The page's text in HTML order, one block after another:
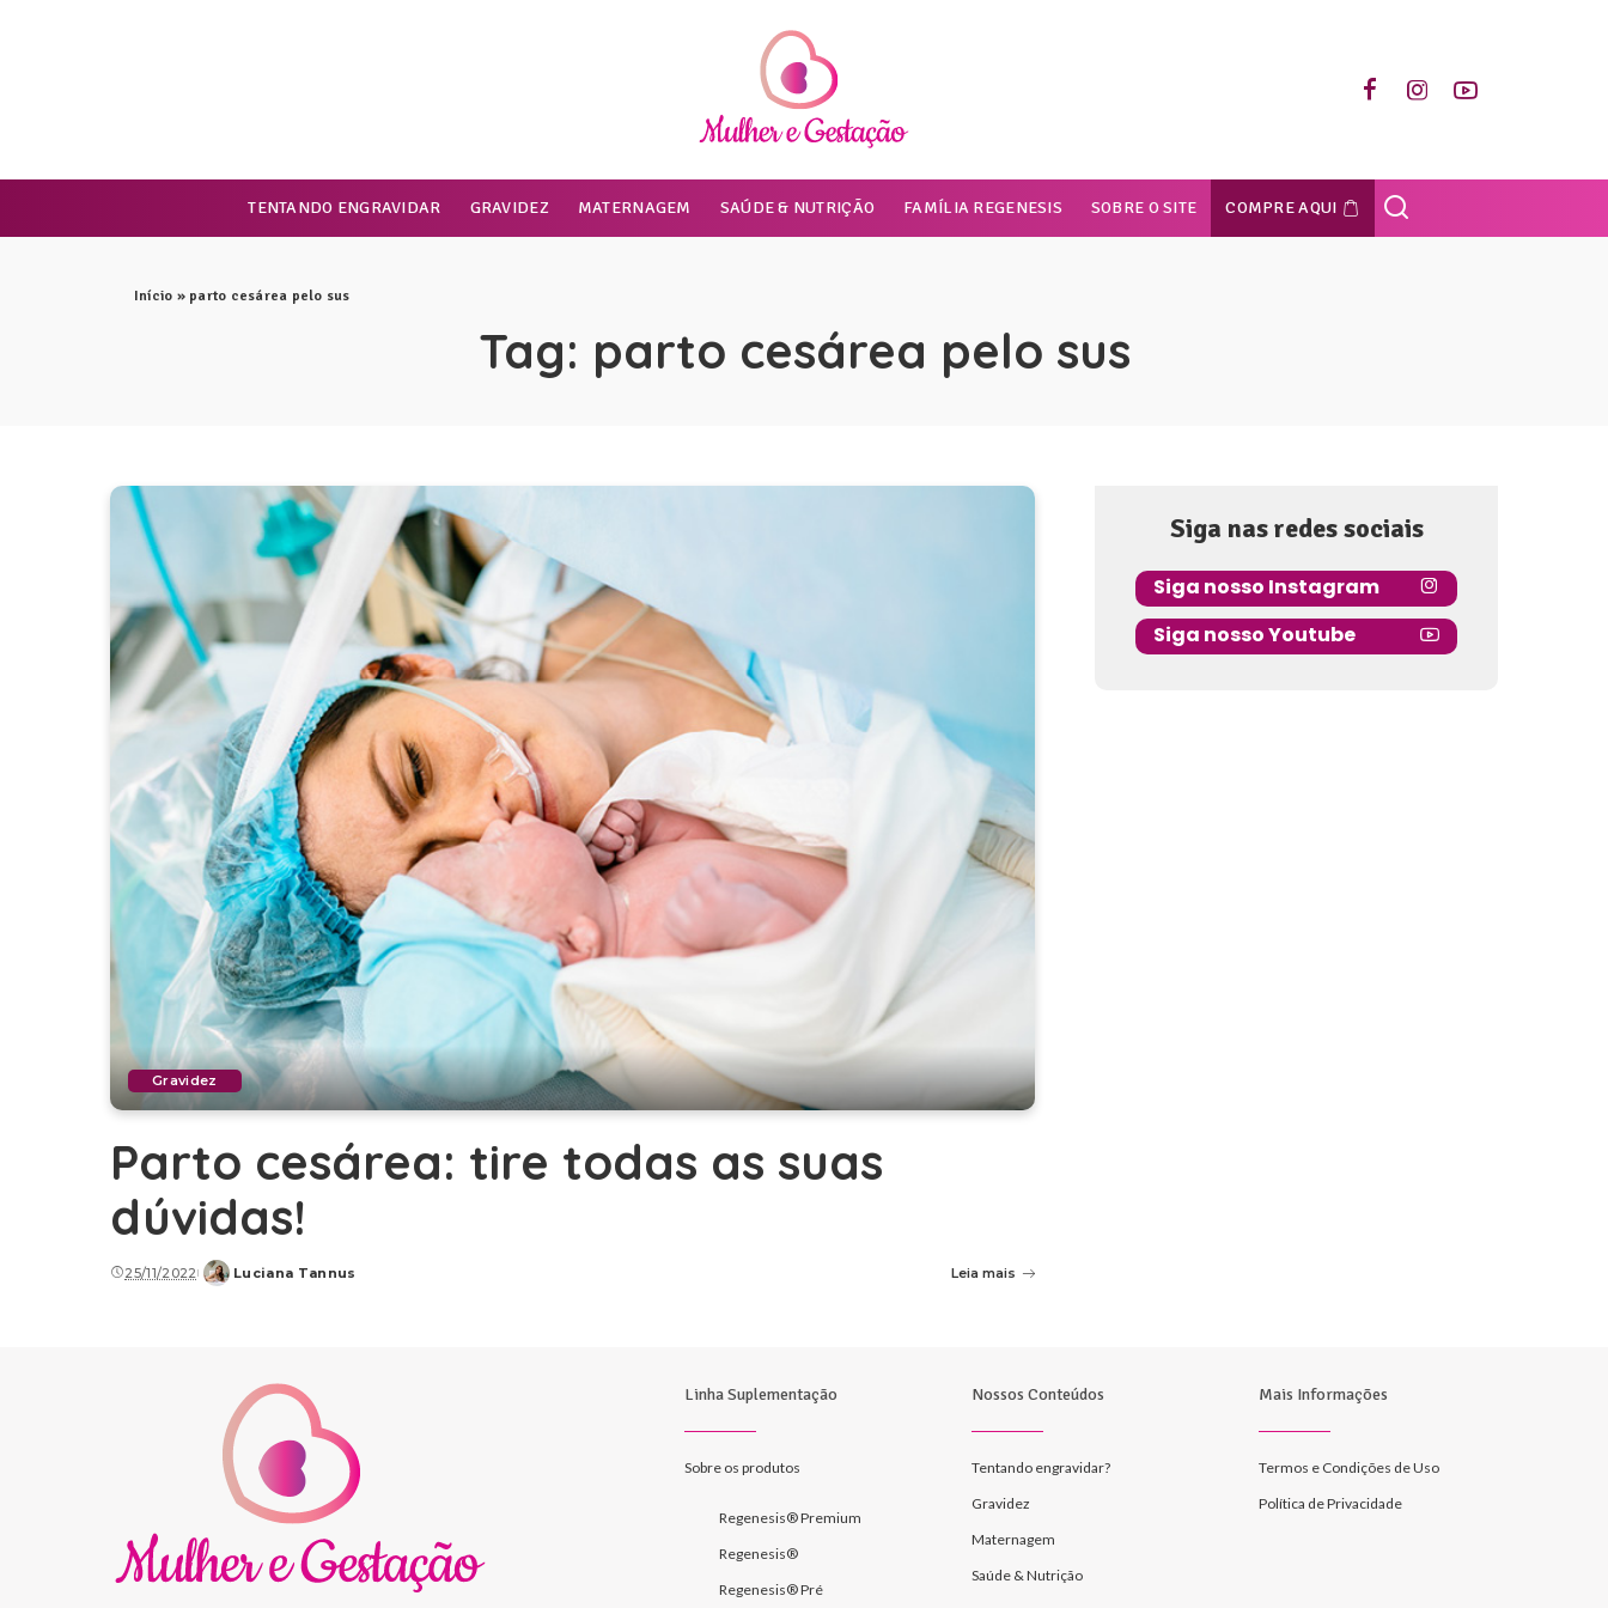
TENTANDO ENGRAVIDAR GRAVIDEZ MATERNAGEM SAÚDE & NUTRIÇÃO FAMÍLIA REGENESIS SOBRE O SITE COMPRE AQUI
Início » parto cesárea pelo sus
Tag: parto cesárea pelo sus
Gravidez
Parto cesárea: tire todas as suas
dúvidas!
25/11/2022
Posted
Luciana Tannus Leia mais
Siga nas redes sociais
Siga nosso Instagram
Siga nosso Youtube
Linha Suplementação
Sobre os produtos
Regenesis® Premium
Regenesis®
Regenesis® Pré
Nossos Conteúdos
Tentando engravidar?
Gravidez
Maternagem
Saúde & Nutrição
Mais Informações
Termos e Condições de Uso
Política de Privacidade